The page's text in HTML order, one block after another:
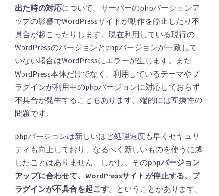
出た時の対応について。サーバーのphpバージョンア
ップの影響でWordPressサイトが動作を停止したり不
具合が起こったりします。現在利用している現行の
WordPressのバージョンとphpバージョンが一致して
いない場合はWordPressにエラーが生じます。また
WordPress本体だけでなく、利用しているテーマやプ
ラグインが利用中のphpバージョンに対応しておらず
不具合が発生することもあります。端的には互換性の
問題です。
phpバージョンは新しいほど処理速度も早くセキュリ
ティも向上しており、なるべく新しいものを使うに越
したことはありません。しかし、そのphpバージョン
アップに合わせて、WordPressサイトが停止する、プ
ラグインが不具合を起こす 、ということがあります。